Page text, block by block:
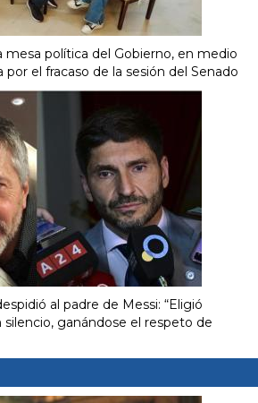
mesa política del Gobierno, en medio
el fracaso de la sesión del Senado
al padre de Messi: “Eligió
ganándose el respeto de